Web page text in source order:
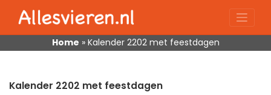
content
Home » Kalender 2202 met feestdagen
Kalender 2202 met feestdagen